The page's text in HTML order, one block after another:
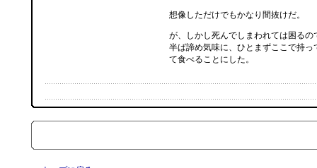
想像しただけでもかなり間抜けだ。
が、しかし死んでしまわれては困るの
半ば諦め気味に、ひとまずここで持っ
て食べることにした。